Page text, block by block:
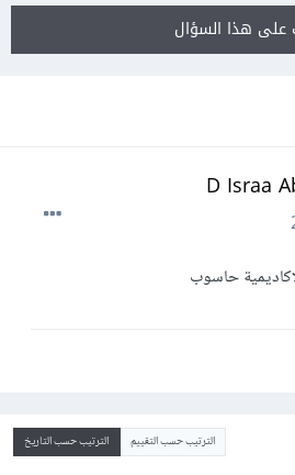
على هذا السؤال
D Israa
حاسوب
الترتيب حسب التقييم الترتيب حسب التاريخ